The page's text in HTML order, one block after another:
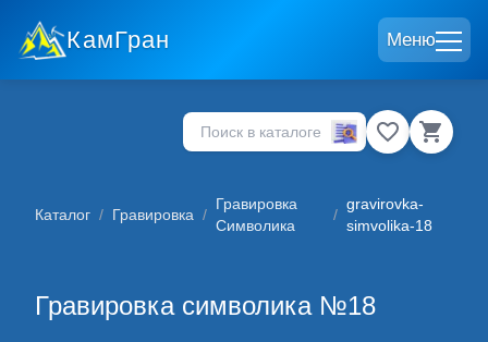
КамГран Меню
Каталог / Гравировка /
Гравировка
Символика
/
gravirovka-
simvolika-18
Гравировка символика №18